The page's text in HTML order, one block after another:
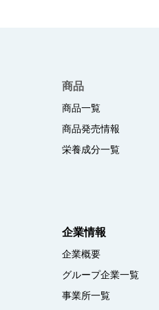
商品
商品一覧
商品発売情報
栄養成分一覧
企業情報
企業概要
グループ企業一覧
事業所一覧